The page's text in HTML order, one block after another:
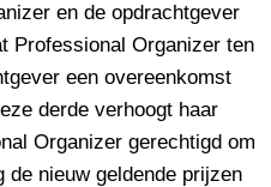
en de opdrachtgever
Professional Organizer ten
een overeenkomst
derde verhoogt haar
Organizer gerechtigd om
de nieuw geldende prijzen